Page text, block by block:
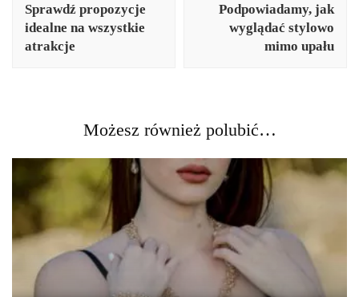
Sprawdź propozycje
idealne na wszystkie
atrakcje
Podpowiadamy, jak
wyglądać stylowo
mimo upału
Możesz również polubić…